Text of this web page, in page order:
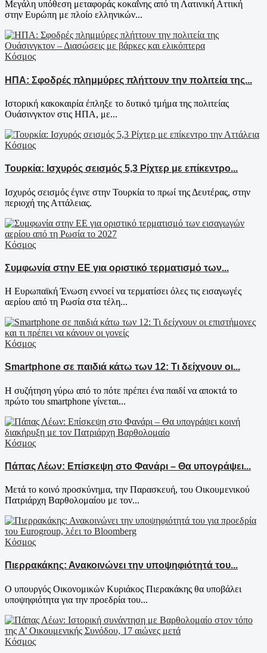
Μεγάλη υπόθεση μεταφοράς κοκαΐνης από τη Λατινική Αττική
στην Ευρώπη με πλοίο ελληνικών...
Κόσμος
ΗΠΑ: Σφοδρές πλημμύρες πλήττουν την πολιτεία της...
Ιστορική κακοκαιρία έπληξε το δυτικό τμήμα της πολιτείας
Ουάσινγκτον στις ΗΠΑ, με...
Κόσμος
Τουρκία: Ισχυρός σεισμός 5,3 Ρίχτερ με επίκεντρο...
Ισχυρός σεισμός έγινε στην Τουρκία το πρωί της Δευτέρας, στην
περιοχή της Αττάλειας.
Κόσμος
Συμφωνία στην ΕΕ για οριστικό τερματισμό των...
Η Ευρωπαϊκή Ένωση εννοεί να τερματίσει όλες τις εισαγωγές
αερίου από τη Ρωσία στα τέλη...
Κόσμος
Smartphone σε παιδιά κάτω των 12: Τι δείχνουν οι...
Η συζήτηση γύρω από το πότε πρέπει ένα παιδί να αποκτά το
πρώτο του smartphone γίνεται...
Κόσμος
Πάπας Λέων: Επίσκεψη στο Φανάρι – Θα υπογράψει...
Μετά το κοινό προσκύνημα, την Παρασκευή, του Οικουμενικού
Πατριάρχη Βαρθολομαίου με τον...
Κόσμος
Πιερρακάκης: Ανακοινώνει την υποψηφιότητά του...
Ο υπουργός Οικονομικών Κυριάκος Πιερακάκης θα υποβάλει
υποψηφιότητα για την προεδρία του...
Κόσμος